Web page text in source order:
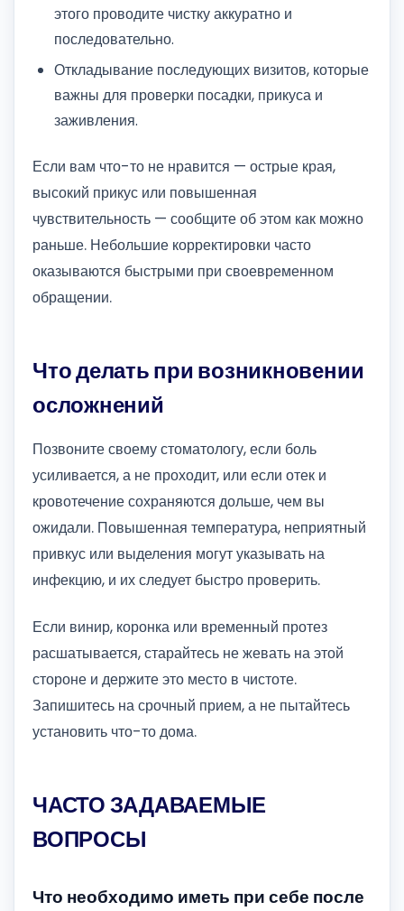
этого проводите чистку аккуратно и
последовательно.
Откладывание последующих визитов, которые
важны для проверки посадки, прикуса и
заживления.
Если вам что-то не нравится — острые края,
высокий прикус или повышенная
чувствительность — сообщите об этом как можно
раньше. Небольшие корректировки часто
оказываются быстрыми при своевременном
обращении.
Что делать при возникновении
осложнений
Позвоните своему стоматологу, если боль
усиливается, а не проходит, или если отек и
кровотечение сохраняются дольше, чем вы
ожидали. Повышенная температура, неприятный
привкус или выделения могут указывать на
инфекцию, и их следует быстро проверить.
Если винир, коронка или временный протез
расшатывается, старайтесь не жевать на этой
стороне и держите это место в чистоте.
Запишитесь на срочный прием, а не пытайтесь
установить что-то дома.
ЧАСТО ЗАДАВАЕМЫЕ
ВОПРОСЫ
Что необходимо иметь при себе после